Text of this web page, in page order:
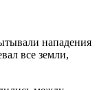
нападения
все земли,